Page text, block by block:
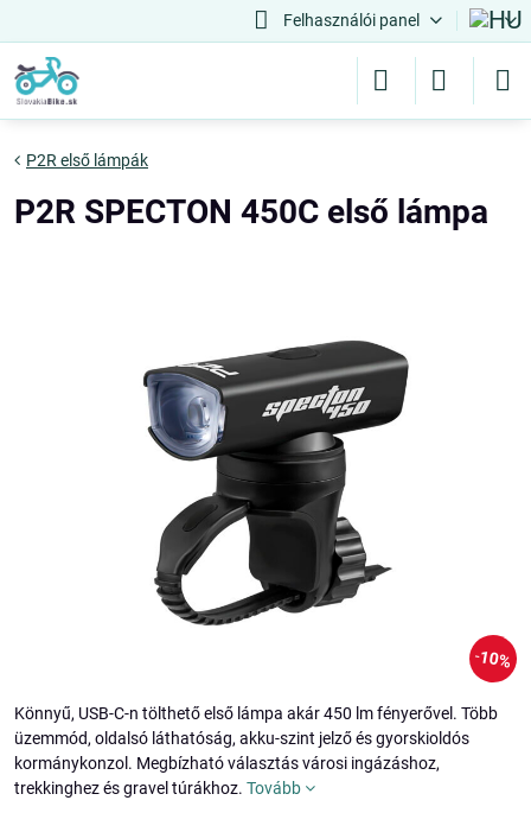
Felhasználói panel
10%
P2R első lámpák
P2R SPECTON 450C első lámpa
Könnyű, USB-C-n tölthető első lámpa akár 450 lm fényerővel. Több
üzemmód, oldalsó láthatóság, akku-szint jelző és gyorskioldós
kormánykonzol. Megbízható választás városi ingázáshoz,
trekkinghez és gravel túrákhoz. Tovább